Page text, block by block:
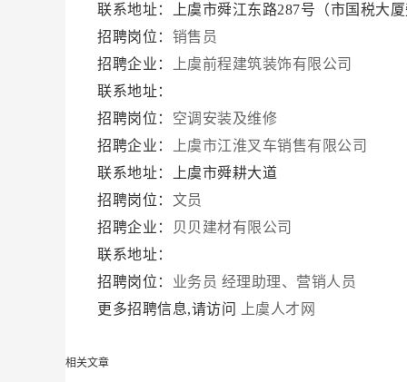
联系地址：上虞市舜江东路287号（市国税大
招聘岗位： 销售员
招聘企业：
上虞前程建筑装饰有限公司
联系地址：
招聘岗位： 空调安装及维修
招聘企业：
上虞市江淮叉车销售有限公司
联系地址：上虞市舜耕大道
招聘岗位： 文员
招聘企业：
贝贝建材有限公司
联系地址：
招聘岗位： 业务员 经理助理、营销人员
更多招聘信息,请访问
上虞人才网
相关文章